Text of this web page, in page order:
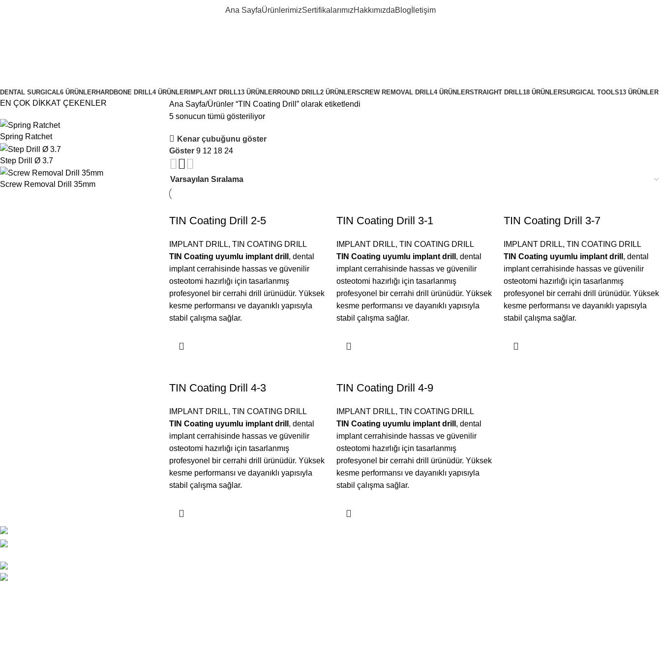
Ana SayfaÜrünlerimizSertifikalarımızHakkımızdaBlog İletişim
DENTAL SURGICAL6 ÜRÜNLERHARDBONE DRILL4 ÜRÜNLER IMPLANT DRILL13 ÜRÜNLERROUND DRILL2 ÜRÜNLERSCREW REMOVAL DRILL4 ÜRÜNLERSTRAIGHT DRILL18 ÜRÜNLERSURGICAL TOOLS13 ÜRÜNLER
EN ÇOK DİKKAT ÇEKENLER
Spring Ratchet
Step Drill Ø 3.7
Screw Removal Drill 35mm
Ana Sayfa Ürünler “TIN Coating Drill” olarak etiketlendi
5 sonucun tümü gösteriliyor
Kenar çubuğunu göster
Göster 9 12 18 24
TIN Coating Drill 2-5
IMPLANT DRILL, TIN COATING DRILL
TIN Coating uyumlu implant drill , dental
implant cerrahisinde hassas ve güvenilir
osteotomi hazırlığı için tasarlanmış
profesyonel bir cerrahi drill ürünüdür. Yüksek
kesme performansı ve dayanıklı yapısıyla
stabil çalışma sağlar.
TIN Coating Drill 3-1
IMPLANT DRILL, TIN COATING DRILL
TIN Coating uyumlu implant drill , dental
implant cerrahisinde hassas ve güvenilir
osteotomi hazırlığı için tasarlanmış
profesyonel bir cerrahi drill ürünüdür. Yüksek
kesme performansı ve dayanıklı yapısıyla
stabil çalışma sağlar.
TIN Coating Drill 3-7
IMPLANT DRILL, TIN COATING DRILL
TIN Coating uyumlu implant drill , dental
implant cerrahisinde hassas ve güvenilir
osteotomi hazırlığı için tasarlanmış
profesyonel bir cerrahi drill ürünüdür. Yüksek
kesme performansı ve dayanıklı yapısıyla
stabil çalışma sağlar.
TIN Coating Drill 4-3
IMPLANT DRILL, TIN COATING DRILL
TIN Coating uyumlu implant drill , dental
implant cerrahisinde hassas ve güvenilir
osteotomi hazırlığı için tasarlanmış
profesyonel bir cerrahi drill ürünüdür. Yüksek
kesme performansı ve dayanıklı yapısıyla
stabil çalışma sağlar.
TIN Coating Drill 4-9
IMPLANT DRILL, TIN COATING DRILL
TIN Coating uyumlu implant drill , dental
implant cerrahisinde hassas ve güvenilir
osteotomi hazırlığı için tasarlanmış
profesyonel bir cerrahi drill ürünüdür. Yüksek
kesme performansı ve dayanıklı yapısıyla
stabil çalışma sağlar.